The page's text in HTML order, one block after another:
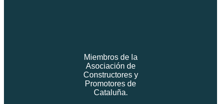
Miembros de la
Asociación de
Constructores y
Promotores de
Cataluña.